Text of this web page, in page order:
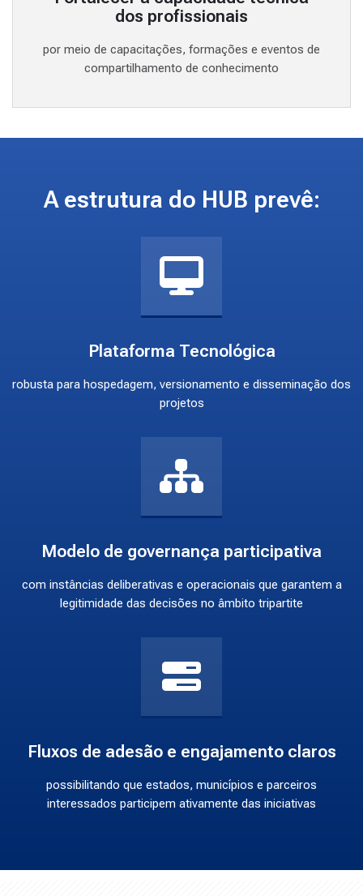
dos profissionais
por meio de capacitações, formações e eventos de
compartilhamento de conhecimento
A estrutura do HUB prevê:
Plataforma Tecnológica
robusta para hospedagem, versionamento e disseminação dos
projetos
Modelo de governança participativa
com instâncias deliberativas e operacionais que garantem a
legitimidade das decisões no âmbito tripartite
Fluxos de adesão e engajamento claros
possibilitando que estados, municípios e parceiros
interessados participem ativamente das iniciativas